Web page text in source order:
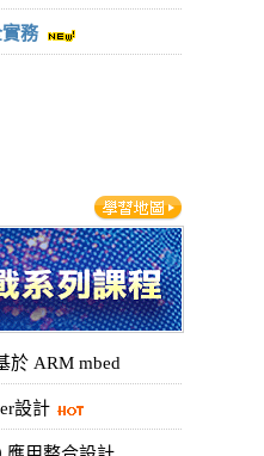
務
於 ARM mbed
設計